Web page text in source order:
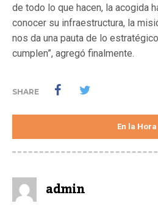
de todo lo que hacen, la acogida
conocer su infraestructura, la
nos da una pauta de lo
cumplen”, agregó finalmente.
SHARE
En la Hora
admin